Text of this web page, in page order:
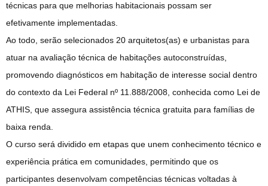
técnicas para que melhorias habitacionais possam ser
efetivamente implementadas.
Ao todo, serão selecionados 20 arquitetos(as) e urbanistas para
atuar na avaliação técnica de habitações autoconstruídas,
promovendo diagnósticos em habitação de interesse social dentro
do contexto da Lei Federal nº 11.888/2008, conhecida como Lei de
ATHIS, que assegura assistência técnica gratuita para famílias de
baixa renda.
O curso será dividido em etapas que unem conhecimento técnico e
experiência prática em comunidades, permitindo que os
participantes desenvolvam competências técnicas voltadas à